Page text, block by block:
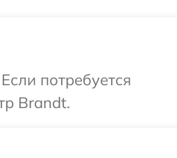
потребуется
Brandt.